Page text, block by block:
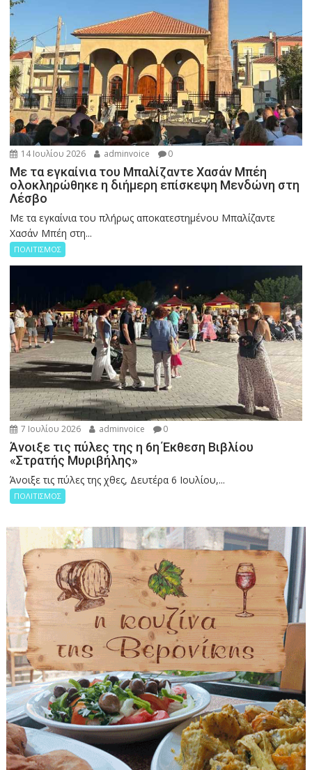
14 Ιουλίου 2026 adminvoice 0
Με τα εγκαίνια του Μπαλίζαντε Χασάν Μπέη
ολοκληρώθηκε η διήμερη επίσκεψη Μενδώνη στη
Λέσβο
Με τα εγκαίνια του πλήρως αποκατεστημένου Μπαλίζαντε
Χασάν Μπέη στη...
ΠΟΛΙΤΙΣΜΟΣ
7 Ιουλίου 2026 adminvoice 0
Άνοιξε τις πύλες της η 6η Έκθεση Βιβλίου
«Στρατής Μυριβήλης»
Άνοιξε τις πύλες της χθες, Δευτέρα 6 Ιουλίου,...
ΠΟΛΙΤΙΣΜΟΣ